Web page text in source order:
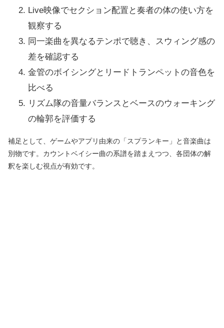
Live映像でセクション配置と奏者の体の使い方を
観察する
同一楽曲を異なるテンポで聴き、スウィング感の
差を確認する
金管のボイシングとリードトランペットの音色を
比べる
リズム隊の音量バランスとベースのウォーキング
の輪郭を評価する
補足として、ゲームやアプリ由来の「スプランキー」と音楽曲は
別物です。カウントベイシー曲の系譜を踏まえつつ、各団体の解
釈を楽しむ視点が有効です。